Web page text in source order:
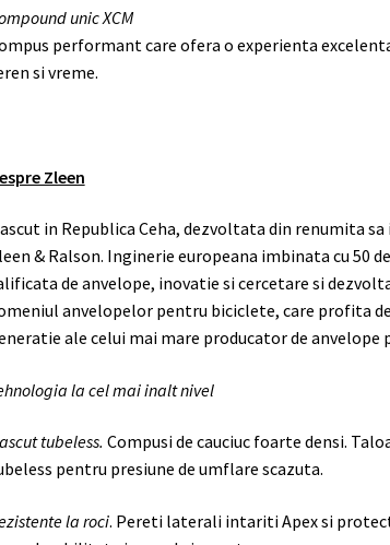
unic XCM
performant care ofera o experienta
si vreme.
Zleen
in Republica Ceha, dezvoltata din renumita
& Ralson. Inginerie europeana imbinata cu 50
de anvelope, inovatie si cercetare si
anvelopelor pentru biciclete, care profita
ale celui mai mare producator de anvelope
la cel mai inalt nivel
tubeless. Compusi de cauciuc foarte densi.
pentru presiune de umflare scazuta.
la roci. Pereti laterali intariti Apex si